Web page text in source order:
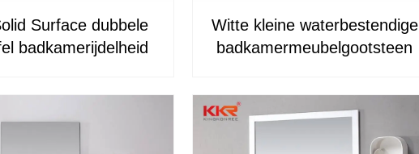
Surface dubbele
badkamerijdelheid
Witte kleine waterbestendige
badkamermeubelgootsteen